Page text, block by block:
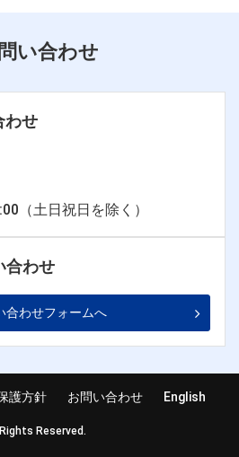
い合わせ
わせ
（土日祝日を除く）
合わせ
合わせフォームへ
護方針 お問い合わせ English
Reserved.